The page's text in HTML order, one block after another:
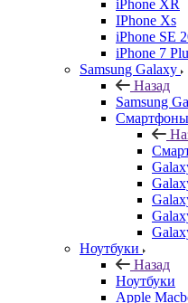
iPhone XR
IPhone Xs
iPhone SE
iPhone 7
Samsung Galaxy
Назад
Samsung
Смартфоны
Ноутбуки
Назад
Ноутбуки
Apple